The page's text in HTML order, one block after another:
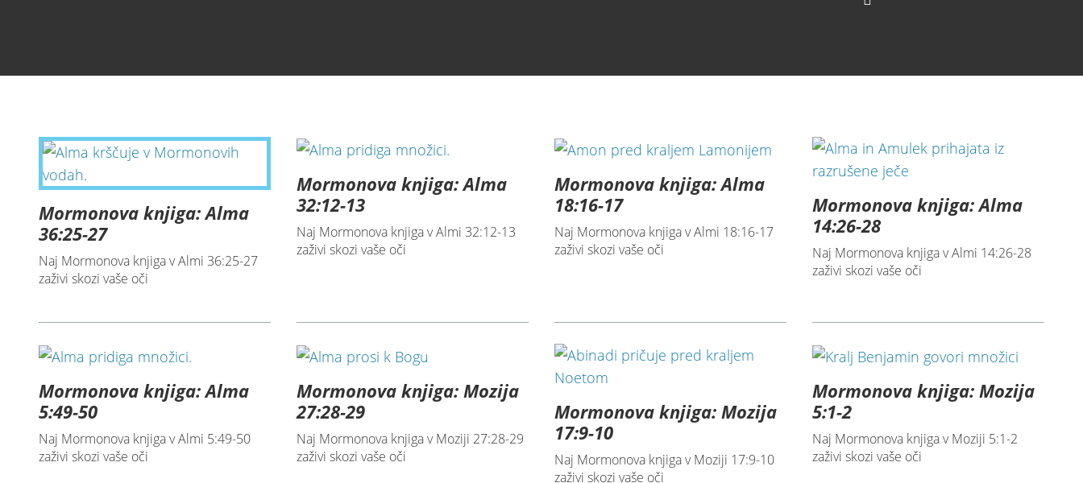
Mormonova knjiga: Alma
36:25-27
Naj Mormonova knjiga v Almi 36:25-27
zaživi skozi vaše oči
Mormonova knjiga: Alma
32:12-13
Naj Mormonova knjiga v Almi 32:12-13
zaživi skozi vaše oči
Mormonova knjiga: Alma
18:16-17
Naj Mormonova knjiga v Almi 18:16-17
zaživi skozi vaše oči
Mormonova knjiga: Alma
14:26-28
Naj Mormonova knjiga v Almi 14:26-28
zaživi skozi vaše oči
Mormonova knjiga: Alma
5:49-50
Naj Mormonova knjiga v Almi 5:49-50
zaživi skozi vaše oči
Mormonova knjiga: Mozija
27:28-29
Naj Mormonova knjiga v Moziji 27:28-29
zaživi skozi vaše oči
Mormonova knjiga: Mozija
17:9-10
Naj Mormonova knjiga v Moziji 17:9-10
zaživi skozi vaše oči
Mormonova knjiga: Mozija
5:1-2
Naj Mormonova knjiga v Moziji 5:1-2
zaživi skozi vaše oči